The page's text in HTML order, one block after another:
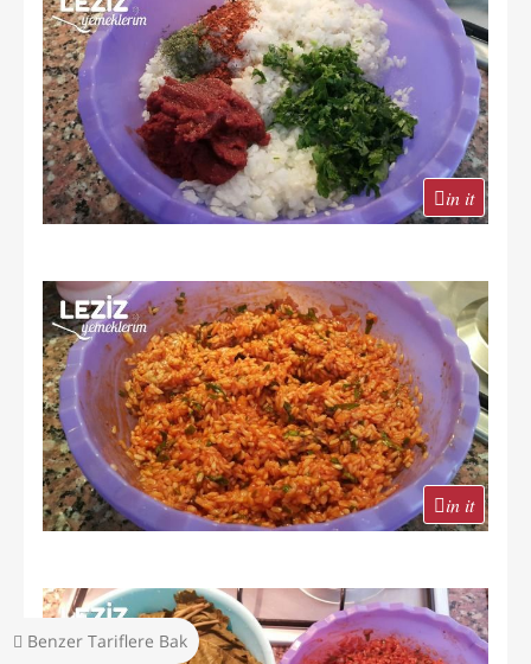
Benzer Tariflere Bak
in it
in it